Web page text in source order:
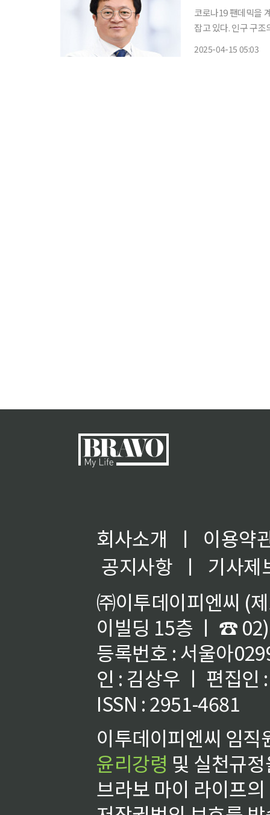
코로나19 팬데믹을
잡고 있다. 인구 구
2025-04-15 05:03
회사소개 ㅣ
이용약
공지사항
ㅣ
기사제
㈜이투데이피엔씨 (
이빌딩 15층 ㅣ ☎
등록번호 : 서울아
인 : 김상우 ㅣ 편집인
ISSN : 2951-4681
이투데이피엔씨 임
윤리강령 및 실천규
브라보 마이 라이프